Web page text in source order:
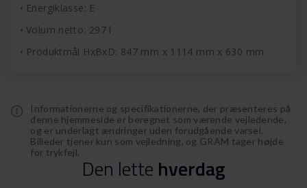
Energiklasse: E
Volum netto: 297 l
Produktmål HxBxD: 847 mm x 1114 mm x 630 mm
Informationerne og specifikationerne, der præsenteres på
denne hjemmeside er beregnet som værende vejledende,
og er underlagt ændringer uden forudgående varsel.
Billeder tjener kun som vejledning, og GRAM tager højde
for trykfejl.
Den lette hverdag